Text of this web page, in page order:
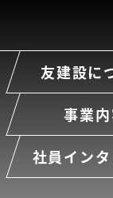
友建設に
事業
社員イン